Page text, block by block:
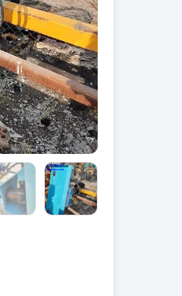
نیو هلند (New Holland)
هیوندای (Hyundai)
مینی لودر بابکت Bobcat A300
کاتالوگ مشخصات و
فنی
با انواع موتورهای
بابکت بیشتر آشنا